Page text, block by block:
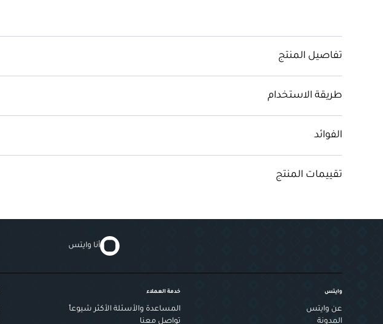
تفاصيل المنتج
طريقة الاستخدام
الفوائد
تقييمات المنتج
أنا وايتس
وايتس
عن وايتس
المدونة
خدمة العملاء
المساعدة والأسئلة الأكثر شيوعاً
تواصل معنا